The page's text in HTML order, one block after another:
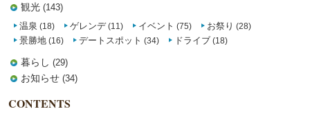
観光 (143)
温泉 (18) ゲレンデ(11) イベント (75) お祭り (28)
景勝地 (16) デートスポット (34) ドライブ (18)
暮らし (29)
お知らせ (34)
CONTENTS